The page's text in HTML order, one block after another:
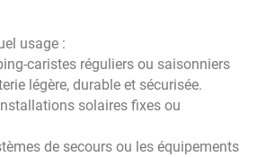
usage :
caristes réguliers ou saisonniers
légère, durable et sécurisée.
solaires fixes ou
de secours ou les équipements